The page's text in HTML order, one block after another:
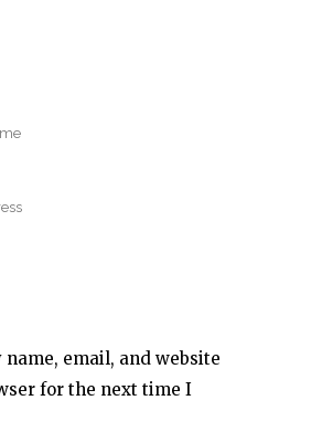
name, email, and website
for the next time I